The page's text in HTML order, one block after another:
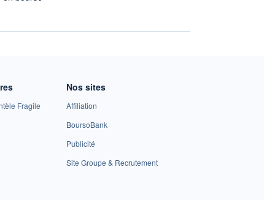
Fragile
Nos sites
Affiliation
BoursoBank
Publicité
Site Groupe & Recrutement